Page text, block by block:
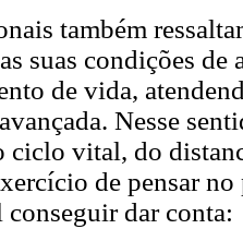
também
suas condições
de vida,
Nesse
ciclo vital, do
de pensar
conseguir dar conta: